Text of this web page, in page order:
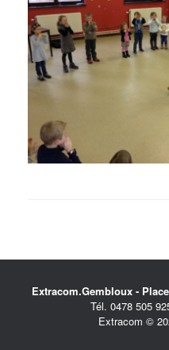
Extracom.Gembloux -
Tél. 0478 505
Extracom ©